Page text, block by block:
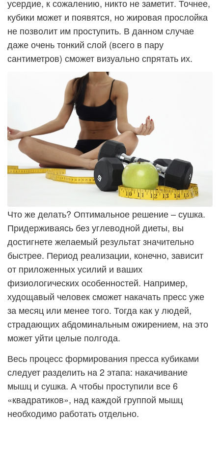
усердие, к сожалению, никто не заметит. Точнее,
кубики может и появятся, но жировая прослойка
не позволит им проступить. В данном случае
даже очень тонкий слой (всего в пару
сантиметров) сможет визуально спрятать их.
Что же делать? Оптимальное решение – сушка.
Придерживаясь без углеводной диеты, вы
достигнете желаемый результат значительно
быстрее. Период реализации, конечно, зависит
от приложенных усилий и ваших
физиологических особенностей. Например,
худощавый человек сможет накачать пресс уже
за месяц или менее того. Тогда как у людей,
страдающих абдоминальным ожирением, на это
может уйти целые полгода.
Весь процесс формирования пресса кубиками
следует разделить на 2 этапа: накачивание
мышц и сушка. А чтобы проступили все 6
«квадратиков», над каждой группой мышц
необходимо работать отдельно.